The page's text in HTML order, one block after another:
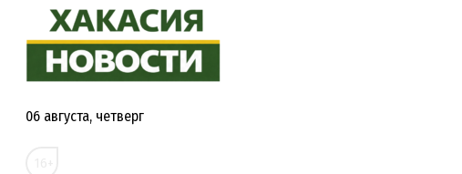
Перейти
содержимому
06 августа, четверг